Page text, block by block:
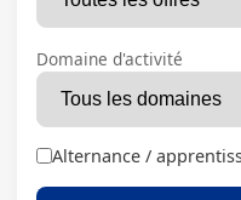
Domaine d'activité
Alternance /